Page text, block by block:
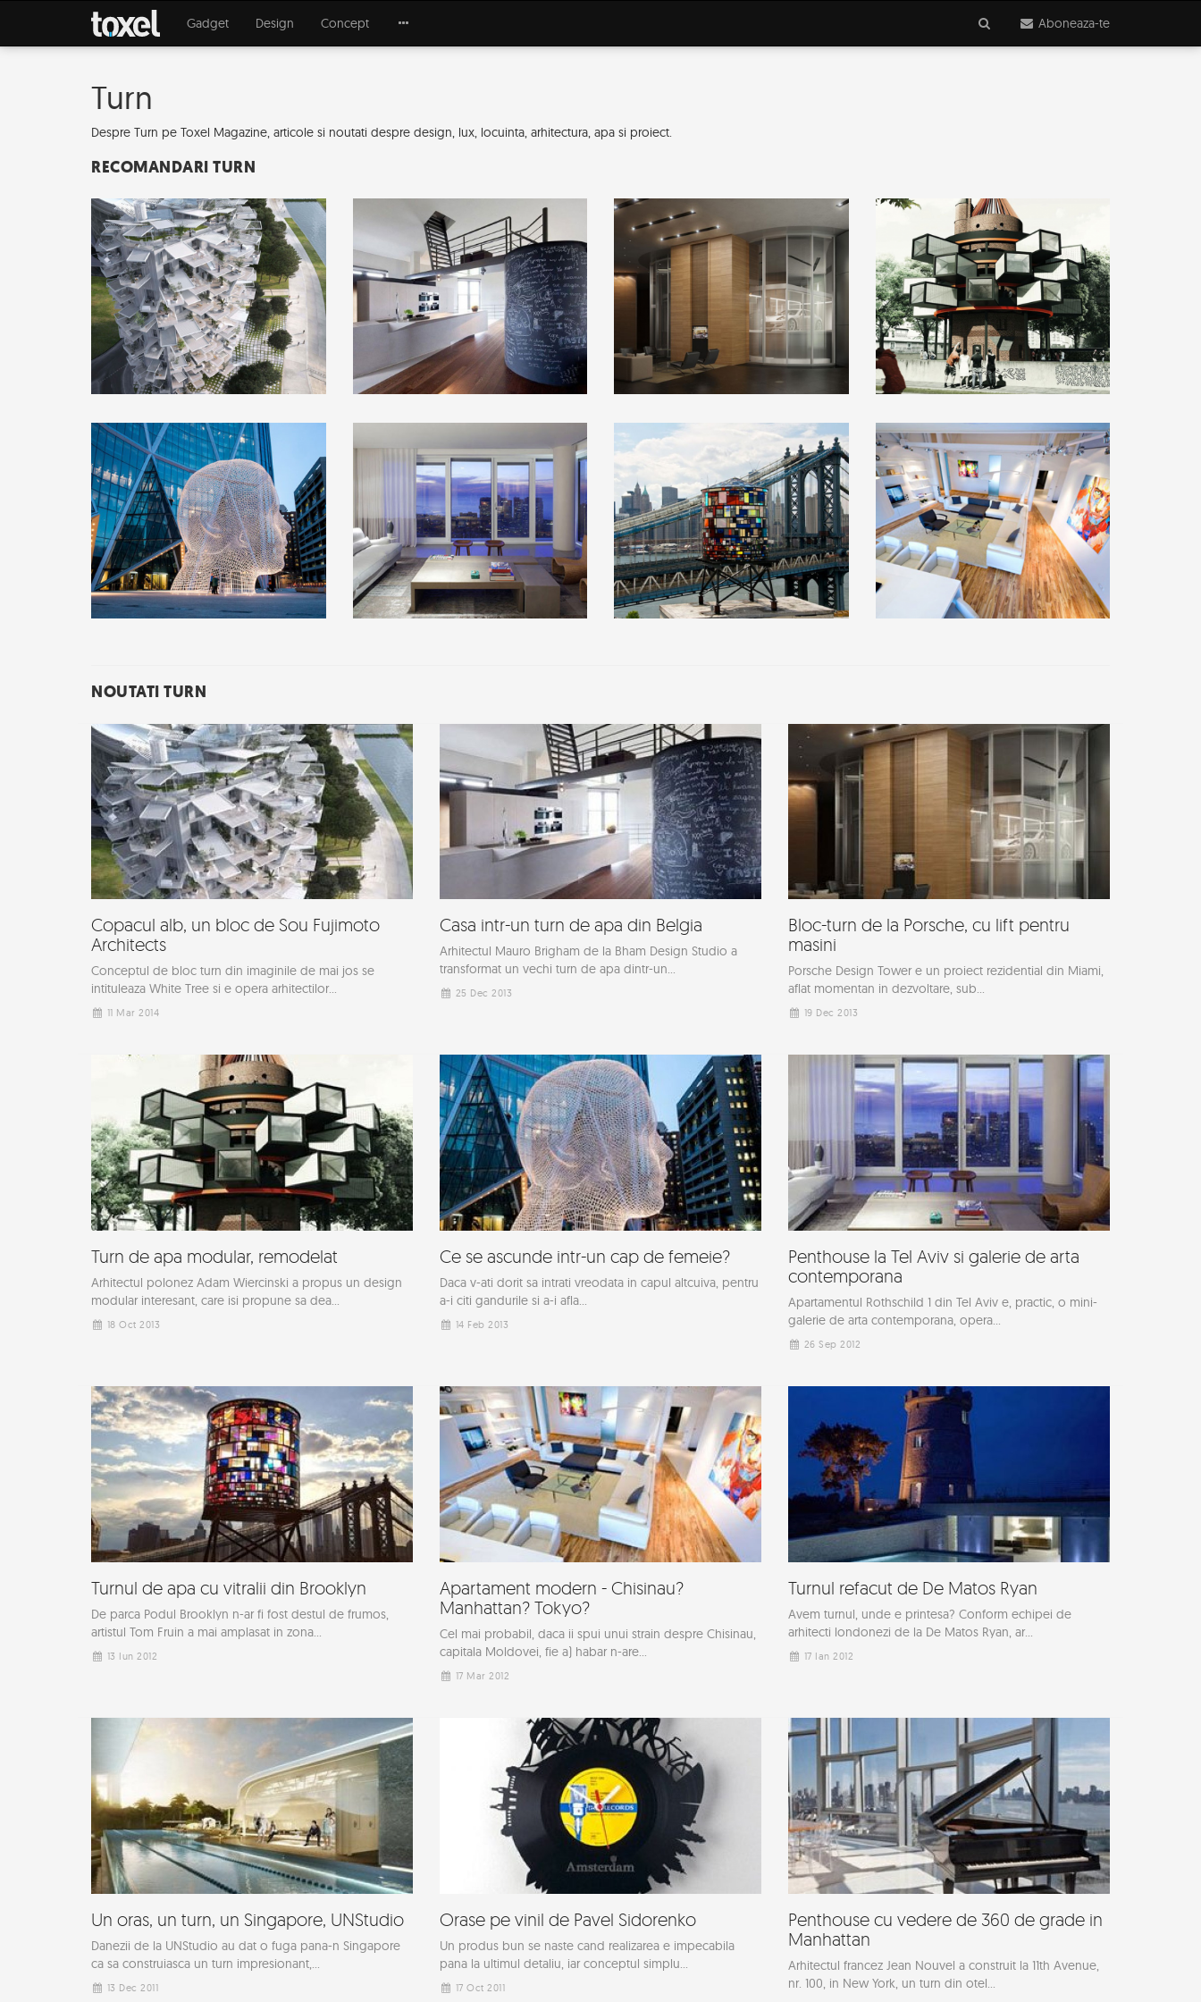
Aboneaza-te
Gadget Design Concept
Turn
Despre Turn pe Toxel Magazine, articole si noutati despre design, lux, locuinta, arhitectura, apa si proiect.
RECOMANDARI TURN
NOUTATI TURN
Copacul alb, un bloc de Sou Fujimoto
Architects
Conceptul de bloc turn din imaginile de mai jos se
intituleaza White Tree si e opera arhitectilor...
11 Mar 2014
Casa intr-un turn de apa din Belgia
Arhitectul Mauro Brigham de la Bham Design Studio a
transformat un vechi turn de apa dintr-un...
25 Dec 2013
Bloc-turn de la Porsche, cu lift pentru
masini
Porsche Design Tower e un proiect rezidential din Miami,
aflat momentan in dezvoltare, sub...
19 Dec 2013
Turn de apa modular, remodelat
Arhitectul polonez Adam Wiercinski a propus un design
modular interesant, care isi propune sa dea...
18 Oct 2013
Ce se ascunde intr-un cap de femeie?
Daca v-ati dorit sa intrati vreodata in capul altcuiva, pentru
a-i citi gandurile si a-i afla...
14 Feb 2013
Penthouse la Tel Aviv si galerie de arta
contemporana
Apartamentul Rothschild 1 din Tel Aviv e, practic, o mini-
galerie de arta contemporana, opera...
26 Sep 2012
Turnul de apa cu vitralii din Brooklyn
De parca Podul Brooklyn n-ar fi fost destul de frumos,
artistul Tom Fruin a mai amplasat in zona...
13 Iun 2012
Apartament modern - Chisinau?
Manhattan? Tokyo?
Cel mai probabil, daca ii spui unui strain despre Chisinau,
capitala Moldovei, fie a) habar n-are...
17 Mar 2012
Turnul refacut de De Matos Ryan
Avem turnul, unde e printesa? Conform echipei de
arhitecti londonezi de la De Matos Ryan, ar...
17 Ian 2012
Un oras, un turn, un Singapore, UNStudio
Danezii de la UNStudio au dat o fuga pana-n Singapore
ca sa construiasca un turn impresionant,...
13 Dec 2011
Orase pe vinil de Pavel Sidorenko
Un produs bun se naste cand realizarea e impecabila
pana la ultimul detaliu, iar conceptul simplu...
17 Oct 2011
Penthouse cu vedere de 360 de grade in
Manhattan
Arhitectul francez Jean Nouvel a construit la 11th Avenue,
nr. 100, in New York, un turn din otel...